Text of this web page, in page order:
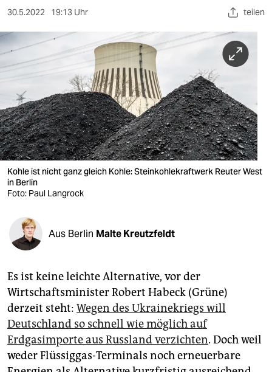
sport
berlin
nord
wahrheit
verlag
verlag
veranstaltungen
fragen & hilfe
abo
genossenschaft
epaper login
30.5.2022 19:13 Uhr teilen
Kohle ist nicht ganz gleich Kohle: Steinkohlekraftwerk Reuter West
in Berlin
Foto: Paul Langrock
Aus Berlin Malte Kreutzfeldt
Es ist keine leichte Alternative, vor der
Wirtschaftsminister Robert Habeck (Grüne)
derzeit steht: Wegen des Ukrainekriegs will
Deutschland so schnell wie möglich auf
Erdgasimporte aus Russland verzichten. Doch weil
weder Flüssiggas-Terminals noch erneuerbare